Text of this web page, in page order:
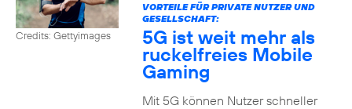
Credits: Gettyimages
VORTEILE FÜR PRIVATE NUTZER UND
GESELLSCHAFT:
5G ist weit mehr als
ruckelfreies Mobile
Gaming
Mit 5G können Nutzer schneller